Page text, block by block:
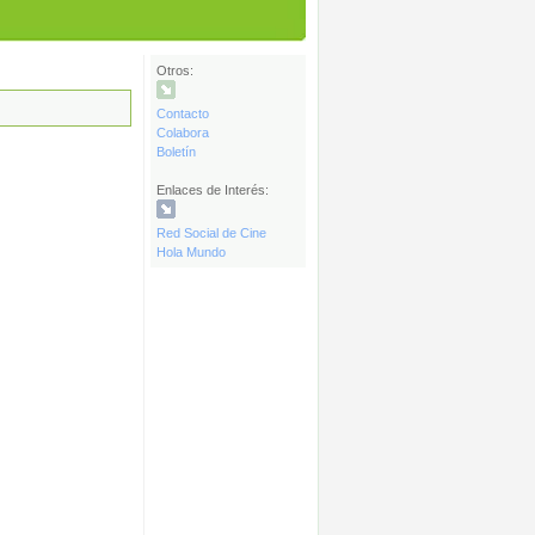
Otros:
Contacto
Colabora
Boletín
Enlaces de Interés:
Red Social de Cine
Hola Mundo